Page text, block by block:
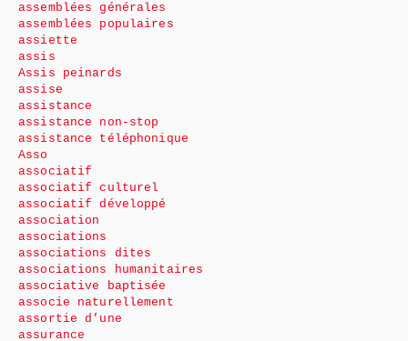
assemblées générales
assemblées populaires
assiette
assis
Assis peinards
assise
assistance
assistance non-stop
assistance téléphonique
Asso
associatif
associatif culturel
associatif développé
association
associations
associations dites
associations humanitaires
associative baptisée
associe naturellement
assortie d’une
assurance